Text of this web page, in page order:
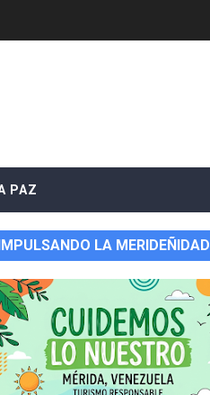
PAZ
IMPULSANDO LA MERIDEÑIDAD